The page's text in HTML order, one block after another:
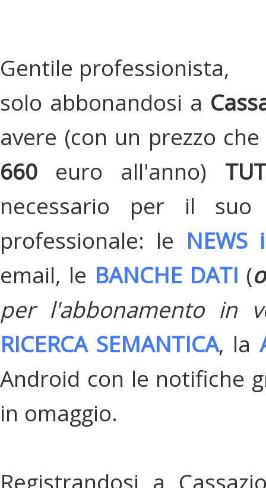
Gentile professionista,
solo abbonandosi a
avere (con un prezzo
660 euro all'anno)
necessario per il suo
professionale: le
email, le BANCHE DATI (
per l'abbonamento in
RICERCA SEMANTICA, la
Android con le notifiche
in omaggio.
Registrandosi a